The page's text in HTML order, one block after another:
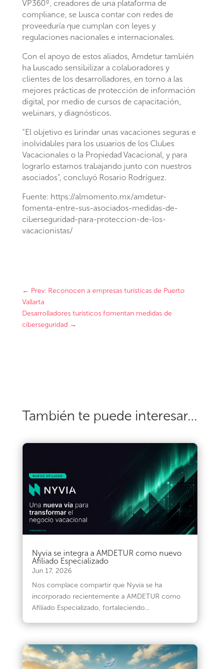
VP360º, creadores de una plataforma de
compliance, se busca contar con redes de
proveeduría que cumplan con leyes y
regulaciones nacionales e internacionales.
Con el apoyo de estos aliados, Amdetur también
ha buscado sensibilizar a colaboradores y
clientes de los desarrolladores, en torno a las
mejores prácticas de protección de información
digital, por medio de cursos de capacitación,
webinars, y diagnósticos.
“El objetivo es brindar unas vacaciones seguras e
inolvidables para los usuarios de los Clubes
Vacacionales o la Propiedad Vacacional, y para
lograrlo estamos trabajando junto con nuestros
asociados”, concluyó Rosario Rodríguez.
Fuente: https://almomento.mx/amdetur-
fomenta-entre-sus-asociados-medidas-de-
ciberseguridad-para-proteccion-de-los-
vacacionistas/
← Prev: Reconocen a empresas turísticas de Puerto
Vallarta
Desarrolladores turísticos fomentan medidas de
ciberseguridad →
También te puede interesar…
Nyvia se integra a AMDETUR como nuevo
Afiliado Especializado
Jun 17, 2026
Nos complace compartir que Nyvia se ha
incorporado recientemente a AMDETUR como
Afiliado Especializado, fortaleciendo...